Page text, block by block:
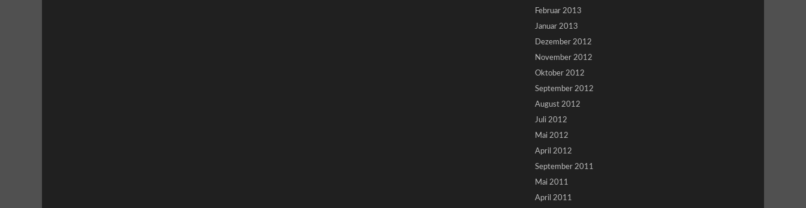
Februar 2013
Januar 2013
Dezember 2012
November 2012
Oktober 2012
September 2012
August 2012
Juli 2012
Mai 2012
April 2012
September 2011
Mai 2011
April 2011